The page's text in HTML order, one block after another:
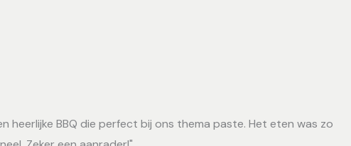
BBQ die perfect bij ons thema paste. Het eten was zo